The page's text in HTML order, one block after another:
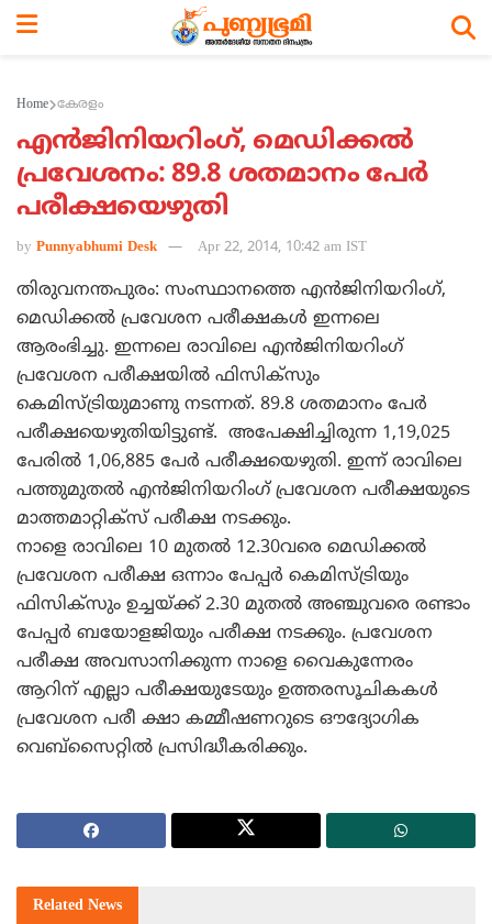
Home കേരളം
എന്‍ജിനിയറിംഗ്, മെഡിക്കല്‍
പ്രവേശനം: 89.8 ശതമാനം പേര്‍
പരീക്ഷയെഴുതി
by Punnyabhumi Desk Apr 22, 2014, 10:42 am IST
തിരുവനന്തപുരം: സംസ്ഥാനത്തെ എന്‍ജിനിയറിംഗ്,
മെഡിക്കല്‍ പ്രവേശന പരീക്ഷകള്‍ ഇന്നലെ
ആരംഭിച്ചു. ഇന്നലെ രാവിലെ എന്‍ജിനിയറിംഗ്
പ്രവേശന പരീക്ഷയില്‍ ഫിസിക്സും
കെമിസ്ട്രിയുമാണു നടന്നത്. 89.8 ശതമാനം പേര്‍
പരീക്ഷയെഴുതിയിട്ടുണ്ട്. അപേക്ഷിച്ചിരുന്ന 1,19,025
പേരില്‍ 1,06,885 പേര്‍ പരീക്ഷയെഴുതി. ഇന്ന് രാവിലെ
പത്തുമുതല്‍ എന്‍ജിനിയറിംഗ് പ്രവേശന പരീക്ഷയുടെ
മാത്തമാറ്റിക്സ് പരീക്ഷ നടക്കും.
നാളെ രാവിലെ 10 മുതല്‍ 12.30വരെ മെഡിക്കല്‍
പ്രവേശന പരീക്ഷ ഒന്നാം പേപ്പര്‍ കെമിസ്ട്രിയും
ഫിസിക്സും ഉച്ചയ്ക്ക് 2.30 മുതല്‍ അഞ്ചുവരെ രണ്ടാം
പേപ്പര്‍ ബയോളജിയും പരീക്ഷ നടക്കും. പ്രവേശന
പരീക്ഷ അവസാനിക്കുന്ന നാളെ വൈകുന്നേരം
ആറിന് എല്ലാ പരീക്ഷയുടേയും ഉത്തരസൂചികകള്‍
പ്രവേശന പരീ ക്ഷാ കമ്മീഷണറുടെ ഔദ്യോഗിക
വെബ്സൈറ്റില്‍ പ്രസിദ്ധീകരിക്കും.
Related News